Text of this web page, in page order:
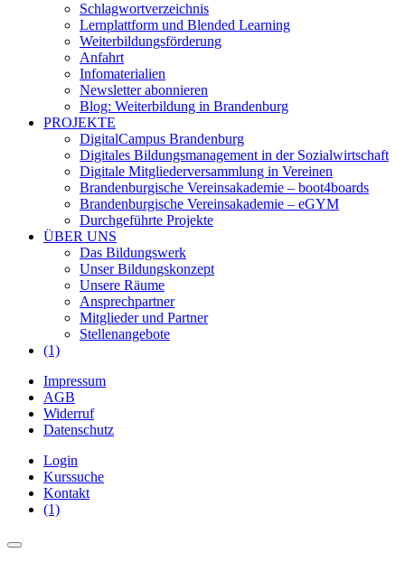
Schlagwortverzeichnis
Lernplattform und Blended Learning
Weiterbildungsförderung
Anfahrt
Infomaterialien
Newsletter abonnieren
Blog: Weiterbildung in Brandenburg
PROJEKTE
DigitalCampus Brandenburg
Digitales Bildungsmanagement in der Sozialwirtschaft
Digitale Mitgliederversammlung in Vereinen
Brandenburgische Vereinsakademie – boot4boards
Brandenburgische Vereinsakademie – eGYM
Durchgeführte Projekte
ÜBER UNS
Das Bildungswerk
Unser Bildungskonzept
Unsere Räume
Ansprechpartner
Mitglieder und Partner
Stellenangebote
(1)
Impressum
AGB
Widerruf
Datenschutz
Login
Kurssuche
Kontakt
(1)